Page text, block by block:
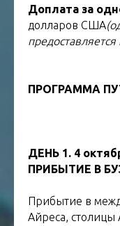
Доплата за
долларов США
ПРОГРАММА
ДЕНЬ 1. 4
ПРИБЫТИЕ В
Прибытие в
Айреса,